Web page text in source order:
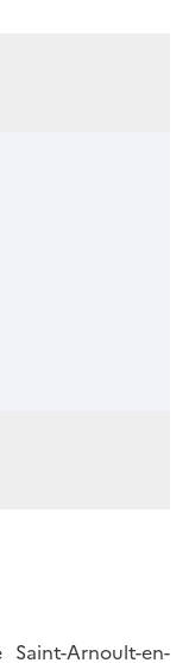
Arnoult-en-